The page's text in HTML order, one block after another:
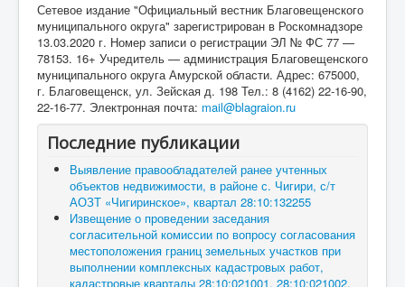
Сетевое издание "Официальный вестник Благовещенского
муниципального округа" зарегистрирован в Роскомнадзоре
13.03.2020 г. Номер записи о регистрации ЭЛ № ФС 77 —
78153. 16+ Учредитель — администрация Благовещенского
муниципального округа Амурской области. Адрес: 675000,
г. Благовещенск, ул. Зейская д. 198 Тел.: 8 (4162) 22-16-90,
22-16-77. Электронная почта: mail@blagraion.ru
Последние публикации
Выявление правообладателей ранее учтенных
объектов недвижимости, в районе с. Чигири, с/т
АОЗТ «Чигиринское», квартал 28:10:132255
Извещение о проведении заседания
согласительной комиссии по вопросу согласования
местоположения границ земельных участков при
выполнении комплексных кадастровых работ,
кадастровые кварталы 28:10:021001, 28:10:021002,